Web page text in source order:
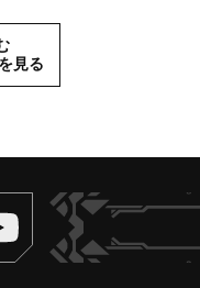
見る
ヴァンガードch